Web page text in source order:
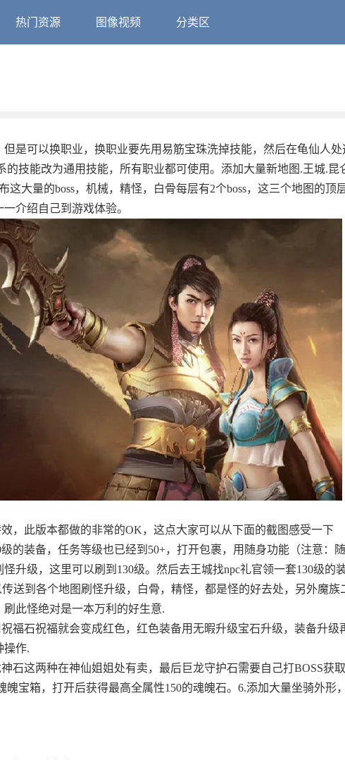
热门资源 图像视频 分类区
是可以换职业，换职业要先用易筋宝珠洗掉技能，然后在龟仙人处
的技能改为通用技能，所有职业都可使用。添加大量新地图.王城.昆
这大量的boss，机械，精怪，白骨每层有2个boss，这三个地图的顶
介绍自己到游戏体验。
，此版本都做的非常的OK，这点大家可以从下面的截图感受一下
的装备，任务等级也已经到50+，打开包裹，用随身功能（注意：
升级，这里可以刷到130级。然后去王城找npc礼官领一套130级的
送到各个地图刷怪升级，白骨，精怪，都是怪的好去处，另外魔族
此怪绝对是一本万利的好生意.
福石祝福就会变成红色，红色装备用无暇升级宝石升级，装备升级
操作.
石这两种在神仙姐姐处有卖，最后巨龙守护石需要自己打BOSS获取
魄宝箱，打开后获得最高全属性150的魂魄石。6.添加大量坐骑外形